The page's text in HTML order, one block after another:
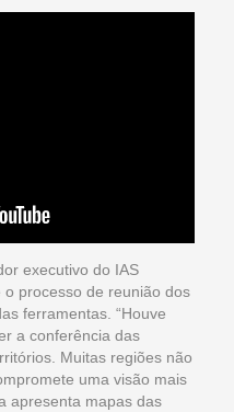
executivo do IAS
processo de reunião dos
ferramentas. “Houve
a conferência das
Muitas regiões não
uma visão mais
apresenta mapas das